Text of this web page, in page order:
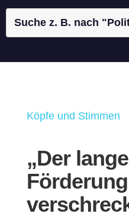
Köpfe und Stimmen
„Der
Förderung